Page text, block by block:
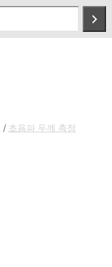
/ 초음파 두께 측정